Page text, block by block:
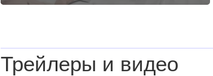
Трейлеры и видео